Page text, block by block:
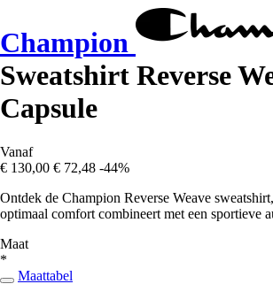
Champion
Sweatshirt Reverse
Capsule
Vanaf
€ 130,00 € 72,48 -44%
Ontdek de Champion Reverse Weave
optimaal comfort combineert met een sportieve
Maat
*
Maattabel